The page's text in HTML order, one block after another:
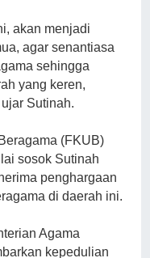
akan menjadi
agar senantiasa
sehingga
yang keren,
Sutinah.
(FKUB)
sosok Sutinah
penghargaan
di daerah ini.
Agama
kepedulian